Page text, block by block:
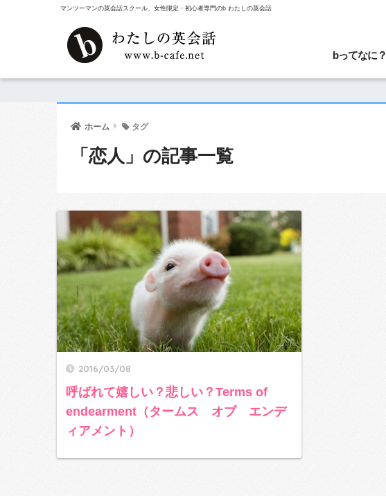
マンツーマンの英会話スクール、女性限定・初心者専門のb わたしの英会話
bってなに？
ホーム タグ
「恋人」の記事一覧
2016/03/08
呼ばれて嬉しい？悲しい？Terms of
endearment（タームス オブ エンデ
ィアメント）